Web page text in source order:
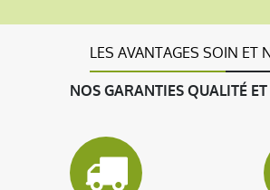
LES AVANTAGES SOIN ET
NOS GARANTIES QUALITÉ ET